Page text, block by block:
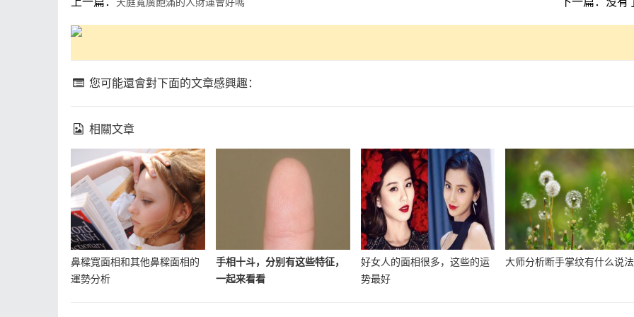
您可能還會對下面的文章感興趣：
相關文章
鼻樑寬面相和其他鼻樑面相的
運勢分析
手相十斗，分别有这些特征，
一起来看看
好女人的面相很多，这些的运
势最好
大师分析断手掌纹有什么说法